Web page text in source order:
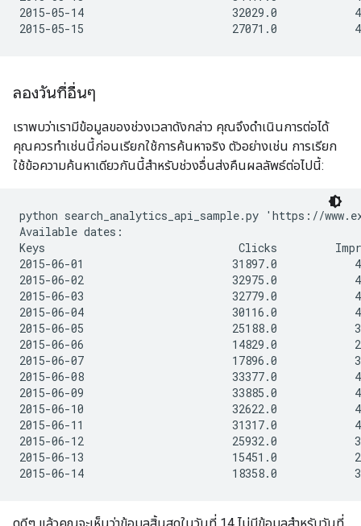
2015-05-14                       32029.0
ลองวันที่อื่นๆ
เราพบว่าเรามีข้อมูลของช่วงเวลาดังกล่าว คุณจึงดำเนินการต่อได้
คุณควรทําเช่นนี้ก่อนเรียกใช้การค้นหาจริง ตัวอย่างเช่น การเรียก
ใช้ข้อความค้นหาเดียวกันนี้สำหรับช่วงอื่นส่งคืนผลลัพธ์ต่อไปนี้:
python search_analytics_api_sample.py 'https://
Available dates:
Keys                              Clicks
2015-06-01                       31897.0
2015-06-02                       32975.0
2015-06-03                       32779.0
2015-06-04                       30116.0
2015-06-05                       25188.0
2015-06-06                       14829.0
2015-06-07                       17896.0
2015-06-08                       33377.0
2015-06-09                       33885.0
2015-06-10                       32622.0
2015-06-11                       31317.0
2015-06-12                       25932.0
2015-06-13                       15451.0